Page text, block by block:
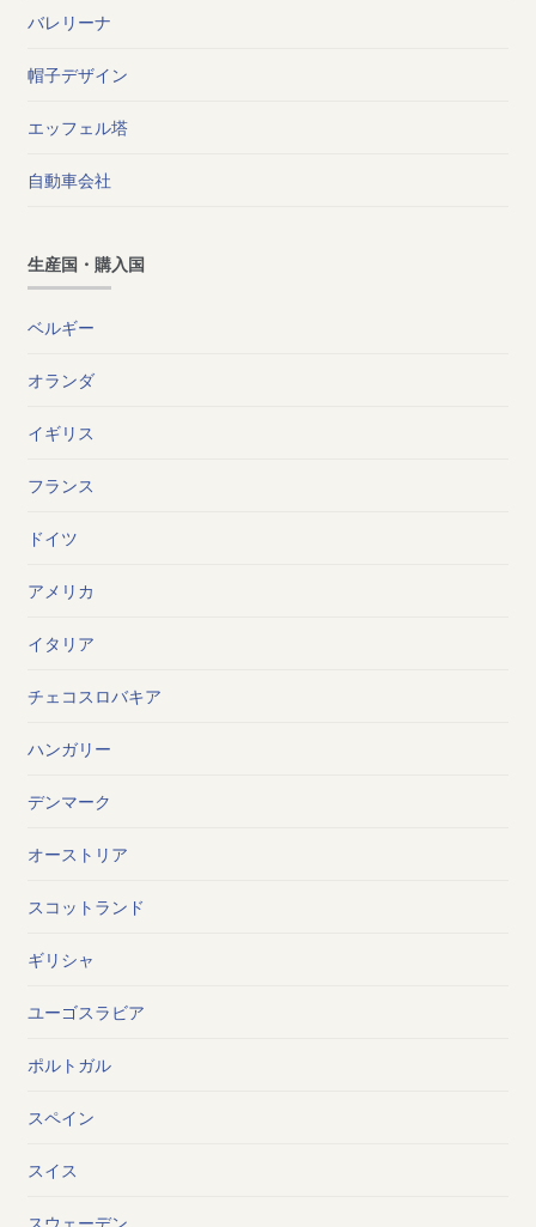
バレリーナ
帽子デザイン
エッフェル塔
自動車会社
生産国・購入国
ベルギー
オランダ
イギリス
フランス
ドイツ
アメリカ
イタリア
チェコスロバキア
ハンガリー
デンマーク
オーストリア
スコットランド
ギリシャ
ユーゴスラビア
ポルトガル
スペイン
スイス
スウェーデン